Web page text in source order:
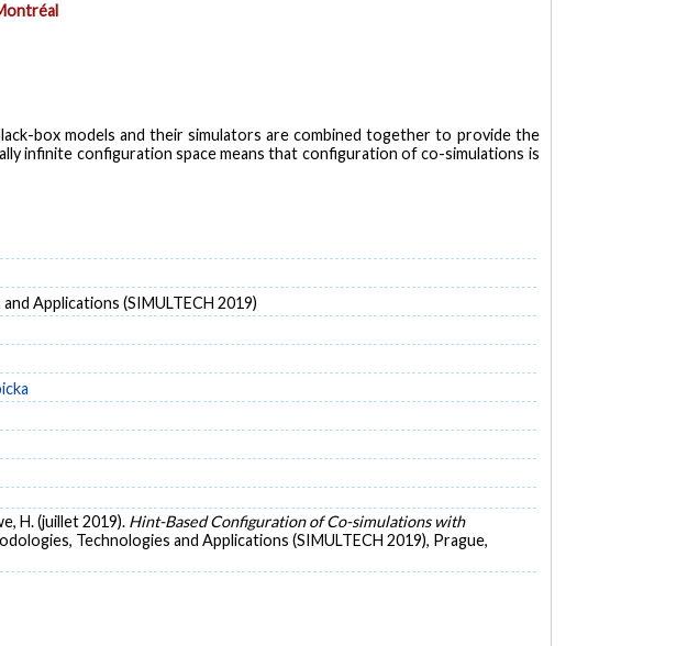
box models and their simulators are combined together to provide the
infinite configuration space means that configuration of co-simulations is
Applications (SIMULTECH 2019)
H. (juillet 2019). Hint-Based Configuration of Co-simulations with
Technologies and Applications (SIMULTECH 2019), Prague,